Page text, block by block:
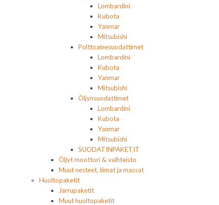
Lombardini
Kubota
Yanmar
Mitsubishi
Polttoainesuodattimet
Lombardini
Kubota
Yanmar
Mitsubishi
Öljynsuodattimet
Lombardini
Kubota
Yanmar
Mitsubishi
SUODATINPAKETIT
Öljyt moottori & vaihteisto
Muut nesteet, liimat ja massat
Huoltopaketit
Jarrupaketit
Muut huoltopaketit